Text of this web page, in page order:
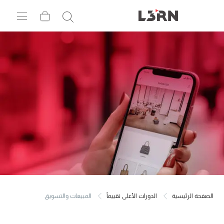
الصفحة الرئيسية الدورات الأعلى تقييماً المبيعات والتسويق